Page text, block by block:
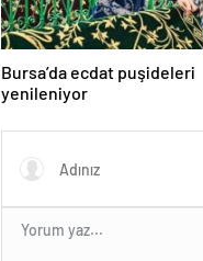
Bursa’da ecdat puşideleri
yenileniyor